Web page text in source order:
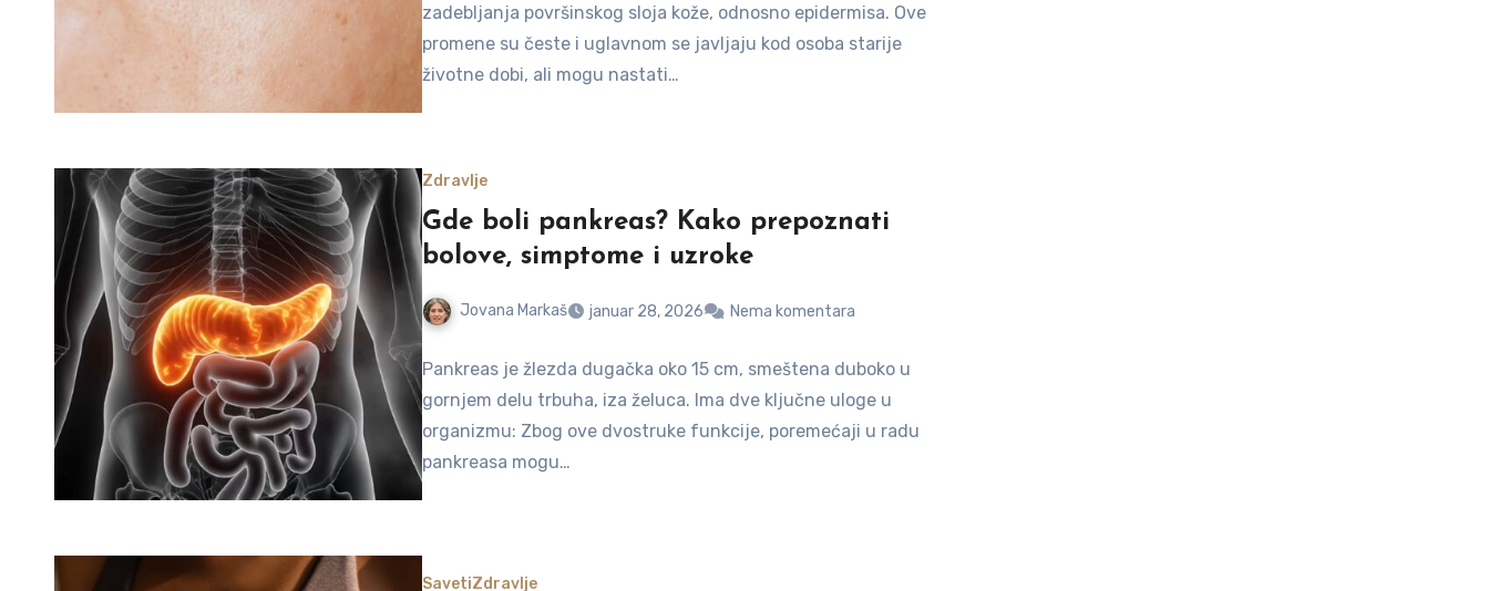
zadebljanja površinskog sloja kože, odnosno epidermisa. Ove
promene su česte i uglavnom se javljaju kod osoba starije
životne dobi, ali mogu nastati…
Zdravlje
Gde boli pankreas? Kako prepoznati
bolove, simptome i uzroke
Jovana Markaš januar 28, 2026 Nema komentara
Pankreas je žlezda dugačka oko 15 cm, smeštena duboko u
gornjem delu trbuha, iza želuca. Ima dve ključne uloge u
organizmu: Zbog ove dvostruke funkcije, poremećaji u radu
pankreasa mogu…
SavetiZdravlje